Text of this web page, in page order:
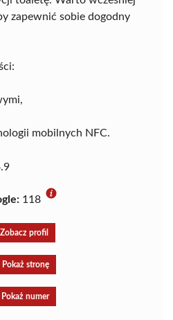
zapewnić sobie dogodny
mobilnych NFC.
118
Zobacz profil
Pokaż stronę
Pokaż numer